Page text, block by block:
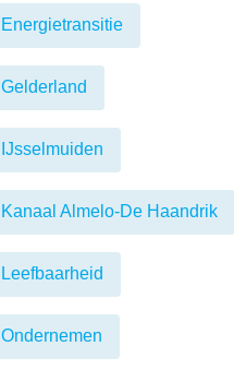
Energietransitie
Gelderland
IJsselmuiden
Kanaal Almelo-De Haandrik
Leefbaarheid
Ondernemen